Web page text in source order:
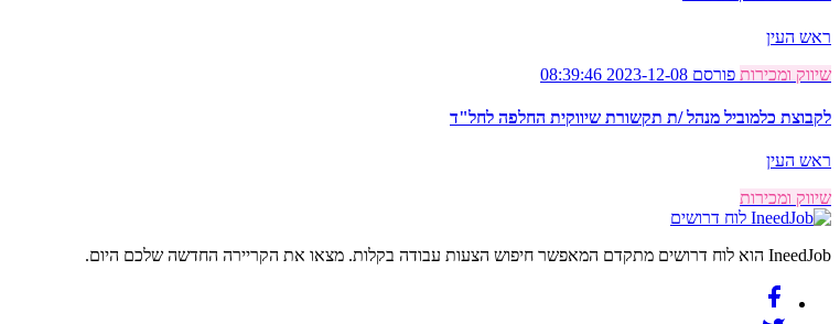
ראש העין
שיווק ומכירות פורסם 2023-12-08 08:39:46
לקבוצת כלמוביל מנהל /ת תקשורת שיווקית החלפה לחל"ד
ראש העין
שיווק ומכירות
לוח דרושים
IneedJob הוא לוח דרושים מתקדם המאפשר חיפוש הצעות עבודה בקלות. מצאו את הקריירה החדשה שלכם היום.